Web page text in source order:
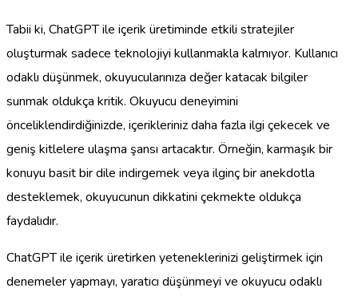
Tabii ki, ChatGPT ile içerik üretiminde etkili stratejiler
oluşturmak sadece teknolojiyi kullanmakla kalmıyor. Kullanıcı
odaklı düşünmek, okuyucularınıza değer katacak bilgiler
sunmak oldukça kritik. Okuyucu deneyimini
önceliklendirdiğinizde, içerikleriniz daha fazla ilgi çekecek ve
geniş kitlelere ulaşma şansı artacaktır. Örneğin, karmaşık bir
konuyu basit bir dile indirgemek veya ilginç bir anekdotla
desteklemek, okuyucunun dikkatini çekmekte oldukça
faydalıdır.
ChatGPT ile içerik üretirken yeteneklerinizi geliştirmek için
denemeler yapmayı, yaratıcı düşünmeyi ve okuyucu odaklı